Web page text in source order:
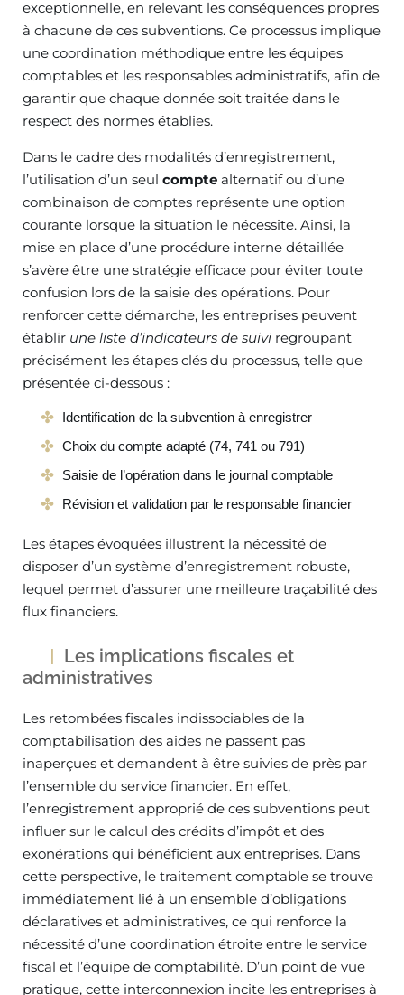
exceptionnelle, en relevant les conséquences propres
à chacune de ces subventions. Ce processus implique
une coordination méthodique entre les équipes
comptables et les responsables administratifs, afin de
garantir que chaque donnée soit traitée dans le
respect des normes établies.
Dans le cadre des modalités d’enregistrement,
l’utilisation d’un seul compte alternatif ou d’une
combinaison de comptes représente une option
courante lorsque la situation le nécessite. Ainsi, la
mise en place d’une procédure interne détaillée
s’avère être une stratégie efficace pour éviter toute
confusion lors de la saisie des opérations. Pour
renforcer cette démarche, les entreprises peuvent
établir une liste d’indicateurs de suivi regroupant
précisément les étapes clés du processus, telle que
présentée ci-dessous :
Identification de la subvention à enregistrer
Choix du compte adapté (74, 741 ou 791)
Saisie de l’opération dans le journal comptable
Révision et validation par le responsable financier
Les étapes évoquées illustrent la nécessité de
disposer d’un système d’enregistrement robuste,
lequel permet d’assurer une meilleure traçabilité des
flux financiers.
Les implications fiscales et
administratives
Les retombées fiscales indissociables de la
comptabilisation des aides ne passent pas
inaperçues et demandent à être suivies de près par
l’ensemble du service financier. En effet,
l’enregistrement approprié de ces subventions peut
influer sur le calcul des crédits d’impôt et des
exonérations qui bénéficient aux entreprises. Dans
cette perspective, le traitement comptable se trouve
immédiatement lié à un ensemble d’obligations
déclaratives et administratives, ce qui renforce la
nécessité d’une coordination étroite entre le service
fiscal et l’équipe de comptabilité. D’un point de vue
pratique, cette interconnexion incite les entreprises à